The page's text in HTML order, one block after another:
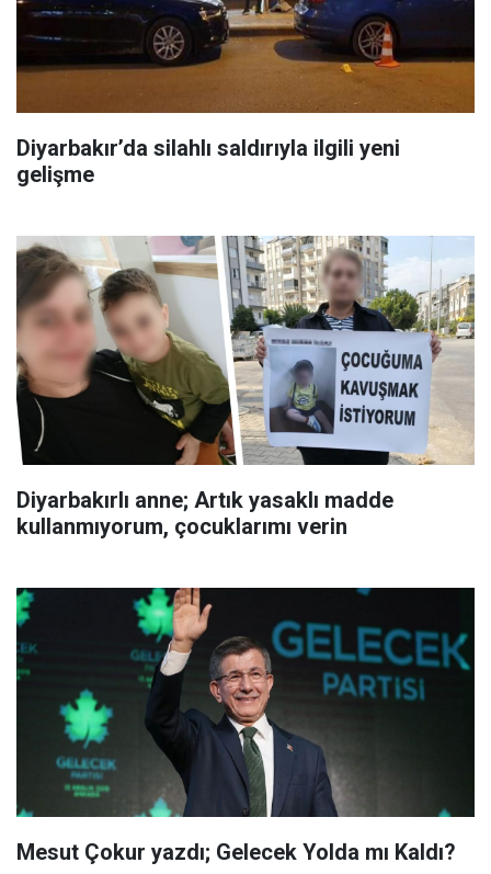
Diyarbakır’da silahlı saldırıyla ilgili yeni
gelişme
Diyarbakırlı anne; Artık yasaklı madde
kullanmıyorum, çocuklarımı verin
Mesut Çokur yazdı; Gelecek Yolda mı Kaldı?